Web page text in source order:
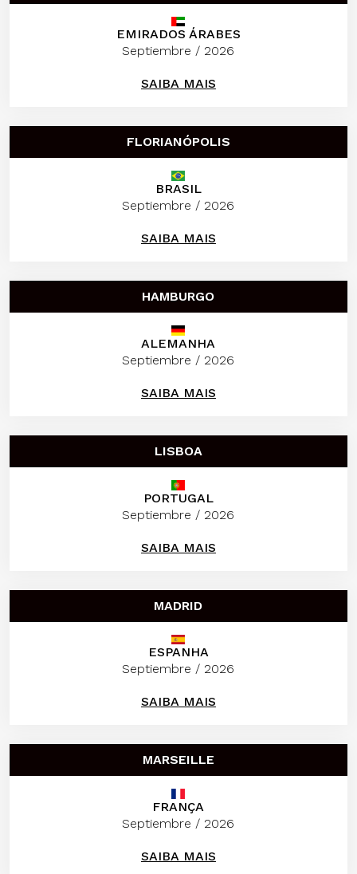
EMIRADOS ÁRABES
Septiembre / 2026
SAIBA MAIS
FLORIANÓPOLIS
BRASIL
Septiembre / 2026
SAIBA MAIS
HAMBURGO
ALEMANHA
Septiembre / 2026
SAIBA MAIS
LISBOA
PORTUGAL
Septiembre / 2026
SAIBA MAIS
MADRID
ESPANHA
Septiembre / 2026
SAIBA MAIS
MARSEILLE
FRANÇA
Septiembre / 2026
SAIBA MAIS